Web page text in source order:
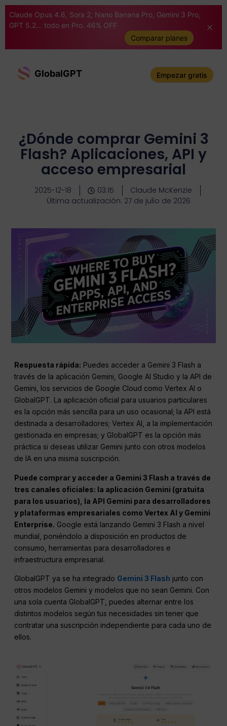
Claude Opus 4.6, Sora 2, Nano Banana Pro, Gemini 3 Pro,
GPT 5.2... todo en Pro. 46% OFF
Comparar planes
GlobalGPT Empezar gratis
¿Dónde comprar Gemini 3
Flash? Aplicaciones, API y
acceso empresarial
2025-12-18 03:15
Claude McKenzie
Última actualización: 27 de julio de 2026
Respuesta rápida: Puedes acceder a Gemini 3 Flash a
través de la aplicación Gemini, Google AI Studio y la API de
Gemini, los servicios de Google Cloud como Vertex AI o
GlobalGPT. La aplicación oficial para usuarios particulares
es la opción más sencilla para un uso ocasional; la API está
destinada a desarrolladores; Vertex AI, a la implementación
gestionada en empresas; y GlobalGPT es la opción más
práctica si deseas utilizar Gemini junto con otros modelos
de IA en una misma suscripción.
Puede comprar y acceder a Gemini 3 Flash a través de
tres canales oficiales: la aplicación Gemini (gratuita
para los usuarios), la API Gemini para desarrolladores
y plataformas empresariales como Vertex AI y Gemini
Enterprise. Google está lanzando Gemini 3 Flash a nivel
mundial, poniéndolo a disposición en productos de
consumo, herramientas para desarrolladores e
infraestructura empresarial.
GlobalGPT ya se ha integrado Gemini 3 Flash junto con
otros modelos Gemini y modelos que no sean Gemini. Con
una sola cuenta GlobalGPT, puedes alternar entre los
distintos modelos según tus necesidades sin tener que
contratar una suscripción independiente para cada uno de
ellos.